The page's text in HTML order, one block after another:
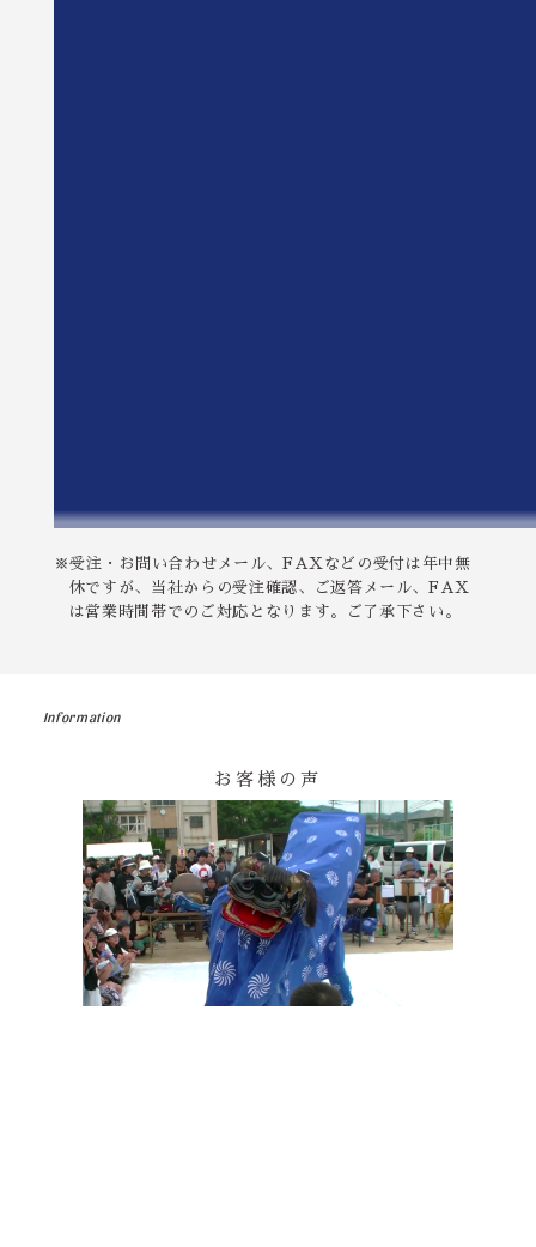
※受注・お問い合わせメール、FAXなどの受付は年中無
休ですが、当社からの受注確認、ご返答メール、FAX
は営業時間帯でのご対応となります。ご了承下さい。
Information
お客様の声